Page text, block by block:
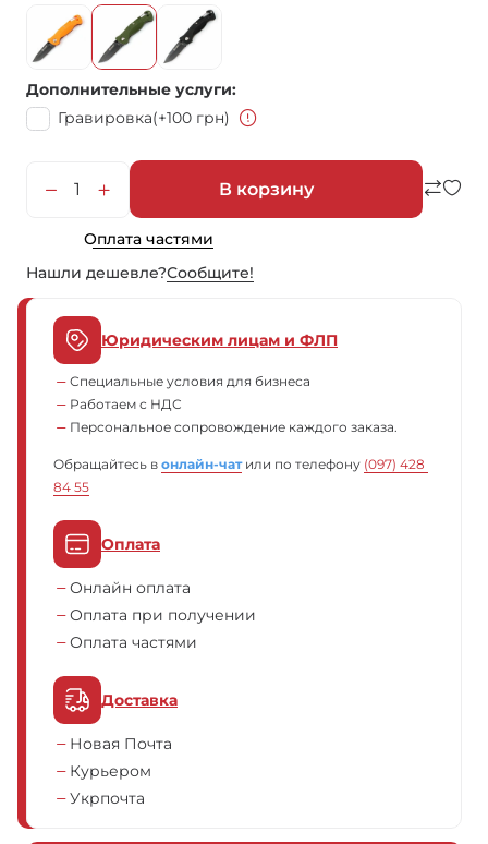
Дополнительные услуги
Гравировка(+100 грн)
В корзину
Оплата частями
Нашли дешевле?Сообщите!
Юридическим лицам и ФЛП
Специальные условия для бизнеса
Работаем с НДС
Персональное сопровождение каждого заказа.
Обращайтесь в онлайн-чатили по телефону (097) 428
84 55
Оплата
Онлайн оплата
Оплата при получении
Оплата частями
Доставка
Новая Почта
Курьером
Укрпочта